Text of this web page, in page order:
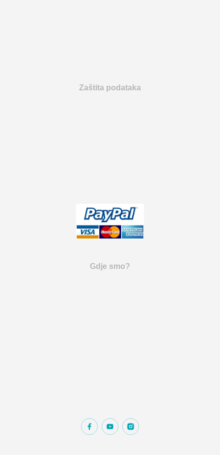
Zaštita podataka
Gdje smo?